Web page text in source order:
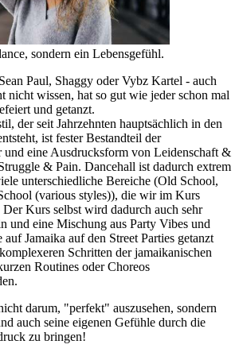
sondern ein Lebensgefühl.
Paul, Shaggy oder Vybz Kartel - auch
nicht wissen, hat so gut wie jeder schon mal
und getanzt.
der seit Jahrzehnten hauptsächlich in den
ist fester Bestandteil der
eine Ausdrucksform von Leidenschaft &
& Pain. Dancehall ist dadurch extrem
unterschiedliche Bereiche (Old School,
(various styles)), die wir im Kurs
Kurs selbst wird dadurch auch sehr
und eine Mischung aus Party Vibes und
Jamaika auf den Street Parties getanzt
Schritten der jamaikanischen
Routines oder Choreos
darum, "perfekt" auszusehen, sondern
auch seine eigenen Gefühle durch die
zu bringen!